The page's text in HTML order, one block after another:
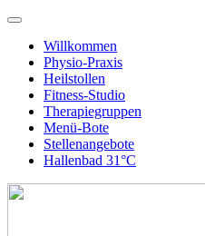
Willkommen
Physio-Praxis
Heilstollen
Fitness-Studio
Therapiegruppen
Menü-Bote
Stellenangebote
Hallenbad 31°C